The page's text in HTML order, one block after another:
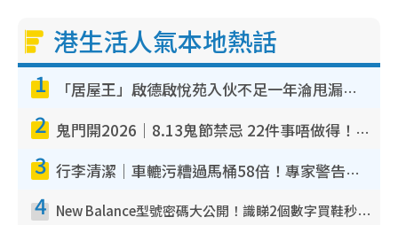
港生活人氣本地熱話
1 「居屋王」啟德啟悅苑入伙不足一年淪甩漏之王！插頭噴火花致大停電 多戶業主全屋家電報銷
2 鬼門開2026｜8.13鬼節禁忌 22件事唔做得！燒肉、刺身要少食？半夜勿吹口哨/打呢個電話
3 行李清潔｜車轆污糟過馬桶58倍！專家警告忌用酒精抹 教1招免污手除菌
4 New Balance型號密碼大公開！識睇2個數字買鞋秒知功能免中伏 附5大熱門鞋款